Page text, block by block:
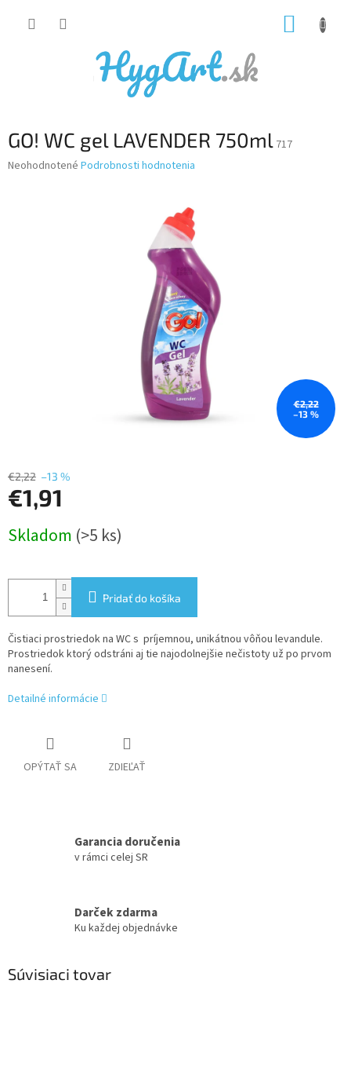
GO! WC gel LAVENDER 750ml 717
Priemerné
Neohodnotené Podrobnosti hodnotenia
€2,22
–13 %
€2,22 –13 %
€1,91
cena:
Skladom (>5 ks)
Pridať do košíka
Čistiaci prostriedok na WC s príjemnou, unikátnou vôňou levandule.
Prostriedok ktorý odstráni aj tie najodolnejšie nečistoty už po prvom
nanesení.
Detailné informácie
OPÝTAŤ SA ZDIEĽAŤ
Garancia doručenia
v rámci celej SR
Darček zdarma
Ku každej objednávke
Súvisiaci tovar